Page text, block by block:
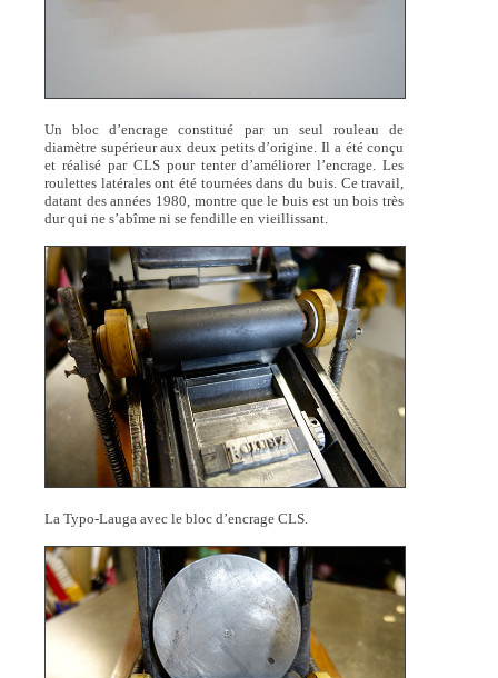
Un bloc d’encrage constitué par un seul rouleau de
diamètre supérieur aux deux petits d’origine. Il a été conçu
et réalisé par CLS pour tenter d’améliorer l’encrage. Les
roulettes latérales ont été tournées dans du buis. Ce travail,
datant des années 1980, montre que le buis est un bois très
dur qui ne s’abîme ni se fendille en vieillissant.
La Typo-Lauga avec le bloc d’encrage CLS.